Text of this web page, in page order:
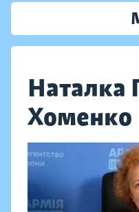
Наталка
Хоменко